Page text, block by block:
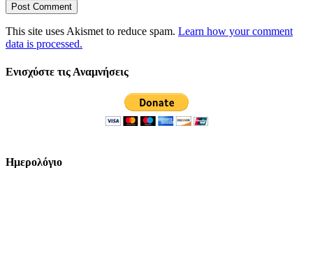
This site uses Akismet to reduce spam. Learn how your comment
data is processed.
Ενισχύστε τις Αναμνήσεις
Ημερολόγιο